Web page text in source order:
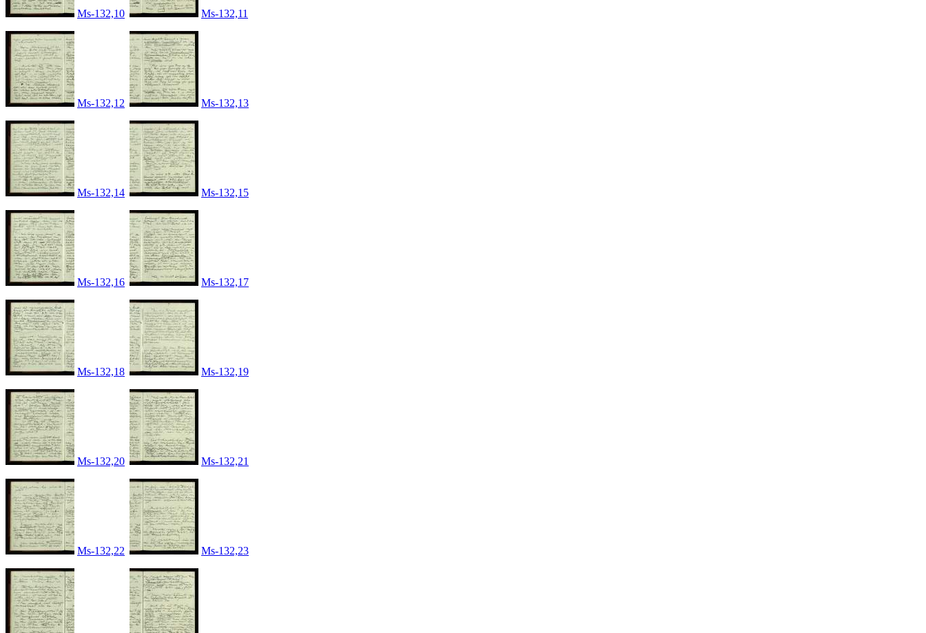
Ms-132,10 Ms-132,11
Ms-132,12 Ms-132,13
Ms-132,14 Ms-132,15
Ms-132,16 Ms-132,17
Ms-132,18 Ms-132,19
Ms-132,20 Ms-132,21
Ms-132,22 Ms-132,23